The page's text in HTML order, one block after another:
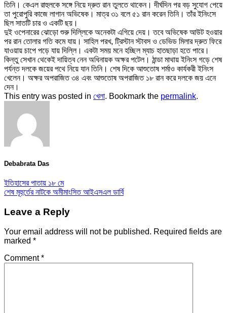
তিনি। কেএল রাহুলকে সঙ্গে নিয়ে দ্রুত রান তুলতে থাকেন। দীর্ঘদিন পর বড় সুযোগ পেয়ে
তা পুরোপুরি কাজে লাগান অভিষেক। মাত্র ৩১ বলে ৫১ রান করেন তিনি। তাঁর ইনিংসে
ছিল সাতটি চার ও একটি ছয়।
দুই ওপেনারের ঝোড়ো শুরু দিল্লিকে অনেকটা এগিয়ে দেয়। তবে অভিষেক আউট হওয়ার
পর রান তোলার গতি কমে যায়। সাহিল পরখ, ট্রিস্টান স্টাবস ও ডেভিড মিলার দ্রুত ফিরে
যাওয়ায় চাপে পড়ে যায় দিল্লি। একটা সময় মনে হচ্ছিল ম্যাচ হাতছাড়া হতে পারে।
কিন্তু সেখান থেকেই দায়িত্ব নেন অধিনায়ক অক্ষর পটেল। ঠান্ডা মাথায় ইনিংস গড়ে শেষ
পর্যন্ত দলকে জয়ের পথে নিয়ে যান তিনি। শেষ দিকে আশুতোষ শর্মাও কার্যকরী ইনিংস
খেলেন। অক্ষর অপরাজিত ৩৪ এবং আশুতোষ অপরাজিত ১৮ রান করে দলকে জয় এনে
দেন।
This entry was posted in খেলা. Bookmark the permalink.
Debabrata Das
ইতিহাসের পাতায় ১৮ মে
শেষ মূহুর্তের নাটকে অমীমাংসিত আইএসএল ডার্বি
Leave a Reply
Your email address will not be published. Required fields are
marked *
Comment*